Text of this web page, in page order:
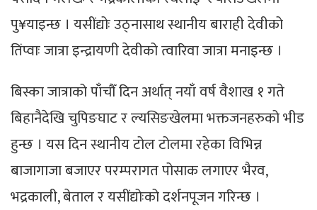
पु¥याइन्छ । यसींद्योः उठ्नासाथ स्थानीय बाराही देवीको
तिंप्वाः जात्रा इन्द्रायणी देवीको त्वारिवा जात्रा मनाइन्छ ।
बिस्का जात्राको पाँचौँ दिन अर्थात् नयाँ वर्ष वैशाख १ गते
बिहानैदेखि चुपिङघाट र ल्यसिङखेलमा भक्तजनहरुको भीड
हुन्छ । यस दिन स्थानीय टोल टोलमा रहेका विभिन्न
बाजागाजा बजाएर परम्परागत पोसाक लगाएर भैरव,
भद्रकाली, बेताल र यसींद्योःको दर्शनपूजन गरिन्छ ।